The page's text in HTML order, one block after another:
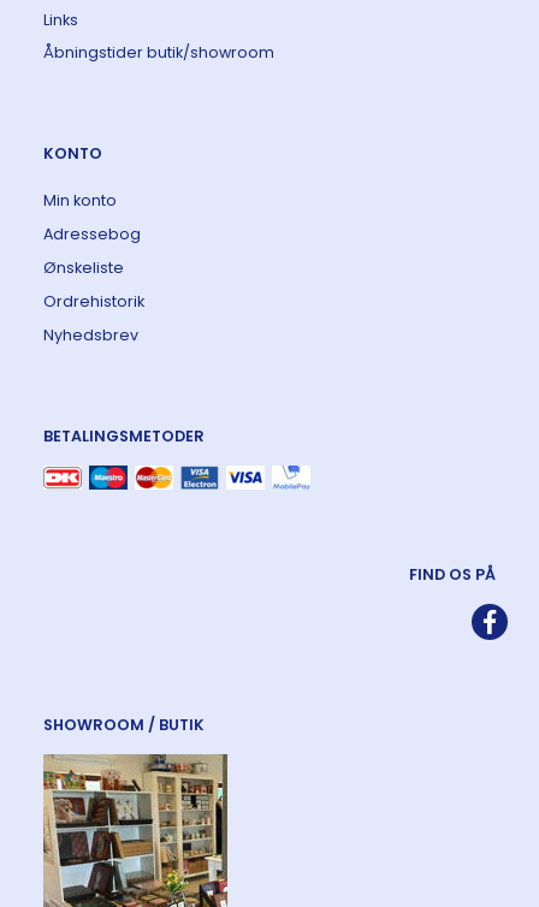
Links
Åbningstider butik/showroom
KONTO
Min konto
Adressebog
Ønskeliste
Ordrehistorik
Nyhedsbrev
BETALINGSMETODER
FIND OS PÅ
SHOWROOM / BUTIK